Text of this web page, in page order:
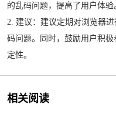
的乱码问题，提高了用户体验
2. 建议：建议定期对浏览器
码问题。同时，鼓励用户积
定性。
相关阅读